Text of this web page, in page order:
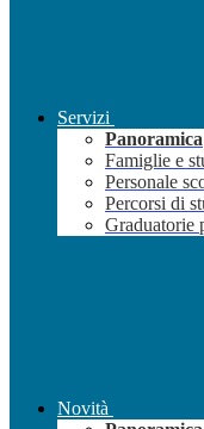
Servizi
Panoramica
Famiglie e
Personale
Percorsi di
Graduatorie
Novità